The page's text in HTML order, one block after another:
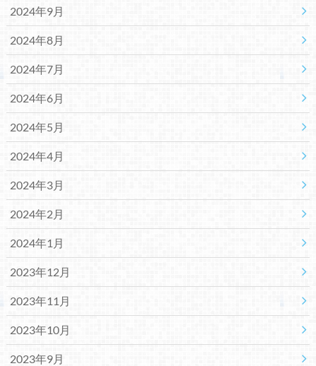
2024年9月
2024年8月
2024年7月
2024年6月
2024年5月
2024年4月
2024年3月
2024年2月
2024年1月
2023年12月
2023年11月
2023年10月
2023年9月